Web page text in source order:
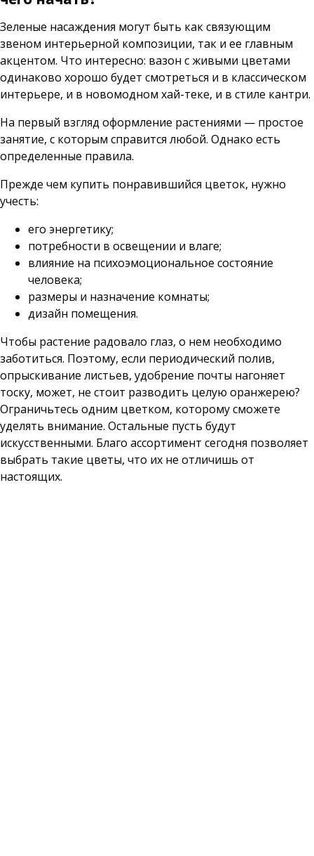
Зеленые насаждения могут быть как связующим
звеном интерьерной композиции, так и ее главным
акцентом. Что интересно: вазон с живыми цветами
одинаково хорошо будет смотреться и в классическом
интерьере, и в новомодном хай-теке, и в стиле кантри.
На первый взгляд оформление растениями — простое
занятие, с которым справится любой. Однако есть
определенные правила.
Прежде чем купить понравившийся цветок, нужно
учесть:
его энергетику;
потребности в освещении и влаге;
влияние на психоэмоциональное состояние
человека;
размеры и назначение комнаты;
дизайн помещения.
Чтобы растение радовало глаз, о нем необходимо
заботиться. Поэтому, если периодический полив,
опрыскивание листьев, удобрение почты нагоняет
тоску, может, не стоит разводить целую оранжерею?
Ограничьтесь одним цветком, которому сможете
уделять внимание. Остальные пусть будут
искусственными. Благо ассортимент сегодня позволяет
выбрать такие цветы, что их не отличишь от
настоящих.